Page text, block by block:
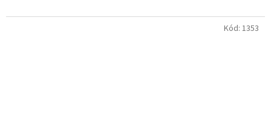
Bez alergenů. Bez lepku. Bez laktózy. Vegan.
Kód: 1353